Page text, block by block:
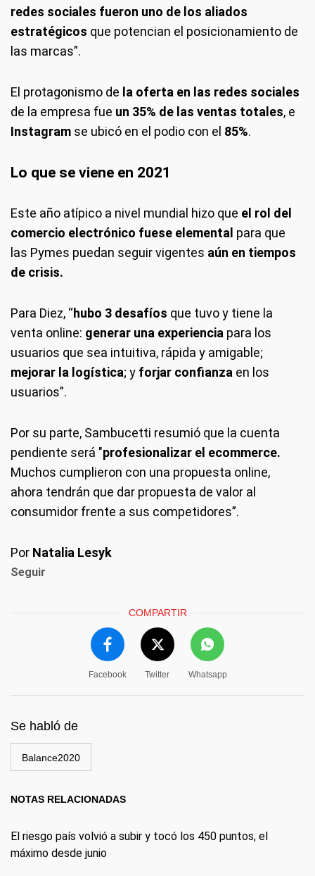
redes sociales fueron uno de los aliados
estratégicos que potencian el posicionamiento de
las marcas”.
El protagonismo de la oferta en las redes sociales
de la empresa fue un 35% de las ventas totales, e
Instagram se ubicó en el podio con el 85%.
Lo que se viene en 2021
Este año atípico a nivel mundial hizo que el rol del
comercio electrónico fuese elemental para que
las Pymes puedan seguir vigentes aún en tiempos
de crisis.
Para Diez, “hubo 3 desafíos que tuvo y tiene la
venta online: generar una experiencia para los
usuarios que sea intuitiva, rápida y amigable;
mejorar la logística; y forjar confianza en los
usuarios”.
Por su parte, Sambucetti resumió que la cuenta
pendiente será "profesionalizar el ecommerce.
Muchos cumplieron con una propuesta online,
ahora tendrán que dar propuesta de valor al
consumidor frente a sus competidores”.
Por Natalia Lesyk
Seguir
COMPARTIR
Facebook Twitter Whatsapp
Se habló de
Balance2020
NOTAS RELACIONADAS
El riesgo país volvió a subir y tocó los 450 puntos, el
máximo desde junio